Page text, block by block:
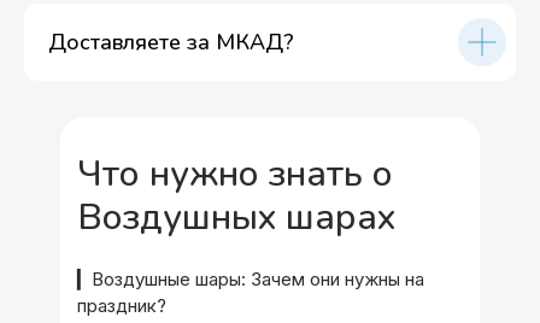
Доставляете за МКАД?
Что нужно знать о
Воздушных шарах
▎Воздушные шары: Зачем они нужны на
праздник?